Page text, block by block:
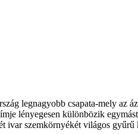
legnagyobb csapata-mely az
lényegesen különbözik
ivar szemkörnyékét világos gyűrű